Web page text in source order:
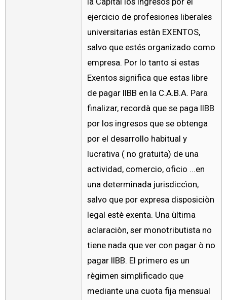
ejercicio de profesiones liberales
universitarias estàn EXENTOS,
salvo que estés organizado como
empresa. Por lo tanto si estas
Exentos significa que estas libre
de pagar IIBB en la C.A.B.A. Para
finalizar, recordà que se paga IIBB
por los ingresos que se obtenga
por el desarrollo habitual y
lucrativa ( no gratuita) de una
actividad, comercio, oficio ...en
una determinada jurisdiccìon,
salvo que por expresa disposiciòn
legal estè exenta. Una ùltima
aclaraciòn, ser monotributista no
tiene nada que ver con pagar ò no
pagar IIBB. El primero es un
règimen simplificado que
mediante una cuota fija mensual